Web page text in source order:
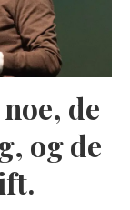
de
og de